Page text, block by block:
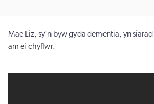
Mae Liz, sy'n byw gyda dementia, yn
am ei chyflwr.